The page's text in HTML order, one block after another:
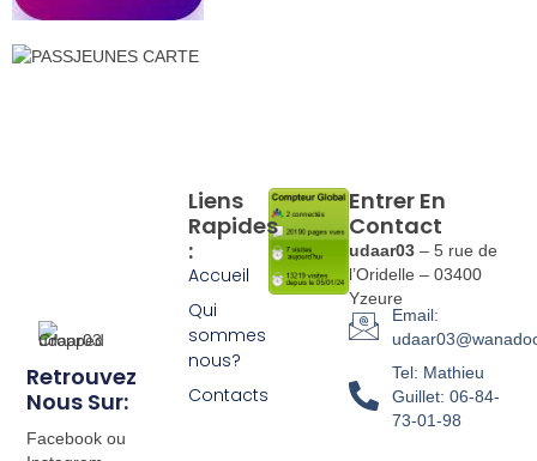
Retrouvez
Nous Sur:
Facebook ou
Liens
Rapides
:
Accueil
Qui
sommes
nous?
Contacts
Entrer En
Contact
udaar03 – 5 rue de
l’Oridelle – 03400
Yzeure
Email:
Tel: Mathieu
Guillet: 06-84-
73-01-98